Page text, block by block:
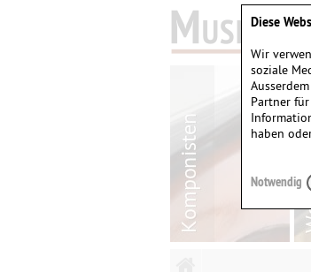
Diese
Wir
soziale
Partner
haben
Notwendig